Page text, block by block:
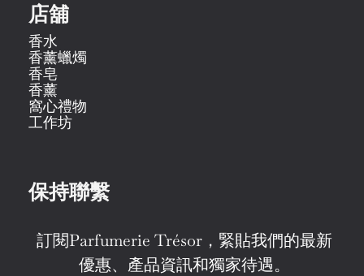
店舖
香水
香薰蠟燭
香皂
香薰
窩心禮物
工作坊
保持聯繫
訂閱Parfumerie Trésor，緊貼我們的最新
優惠、產品資訊和獨家待遇。